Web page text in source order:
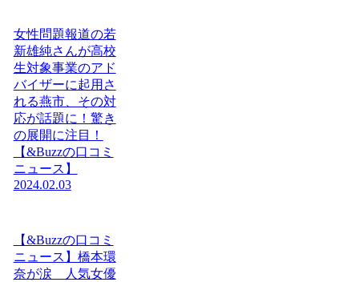
女性問題報道の若
新雄純さんが高校
生対象事業のアド
バイザーに起用さ
れる燕市、その対
応が話題に！驚き
の展開に注目！
【&Buzzの口コミ
ニュース】
2024.02.03
【&Buzzの口コミ
ニュース】橋本環
奈が涙 人気女優